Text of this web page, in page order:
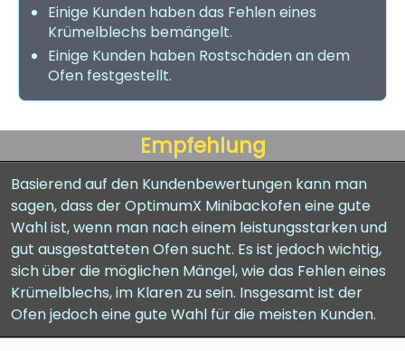
Einige Kunden haben das Fehlen eines
Krümelblechs bemängelt.
Einige Kunden haben Rostschäden an dem
Ofen festgestellt.
Empfehlung
Basierend auf den Kundenbewertungen kann man
sagen, dass der OptimumX Minibackofen eine gute
Wahl ist, wenn man nach einem leistungsstarken und
gut ausgestatteten Ofen sucht. Es ist jedoch wichtig,
sich über die möglichen Mängel, wie das Fehlen eines
Krümelblechs, im Klaren zu sein. Insgesamt ist der
Ofen jedoch eine gute Wahl für die meisten Kunden.